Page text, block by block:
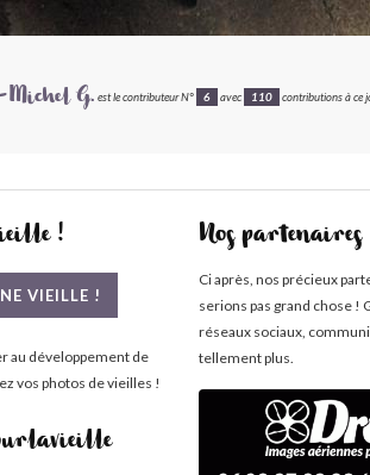
Michel G. est le contributeur N° 6 avec 110 contributions à ce
!
VIEILLE !
au développement de
vos photos de vieilles !
Nos partenaires
Ci après, nos précieux
serions pas grand chose !
réseaux sociaux,
tellement plus.